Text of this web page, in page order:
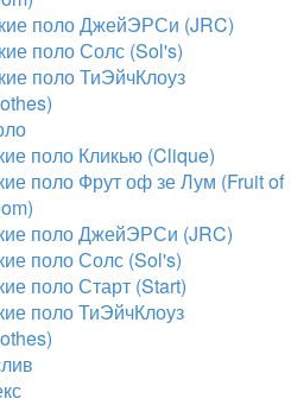
поло ДжейЭРСи (JRC)
поло Солс (Sol's)
поло ТиЭйчКлоуз
поло Кликью (Clique)
поло Фрут оф зе Лум (Fruit of
поло ДжейЭРСи (JRC)
поло Солс (Sol's)
поло Старт (Start)
поло ТиЭйчКлоуз